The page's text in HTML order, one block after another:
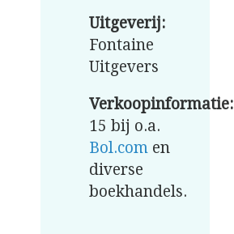
Uitgeverij:
Fontaine
Uitgevers
Verkoopinformatie:
15 bij o.a.
Bol.com en
diverse
boekhandels.